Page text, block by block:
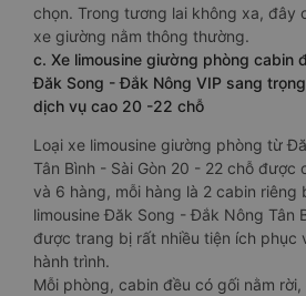
chọn. Trong tương lai không xa, đây
xe giường nằm thông thường.
c. Xe limousine giường phòng cabin
Đăk Song - Đắk Nông VIP sang
dịch vụ cao 20 -22 chỗ
Loại xe limousine giường phòng từ
Tân Bình - Sài Gòn 20 - 22 chỗ được
và 6 hàng, mỗi hàng là 2 cabin riêng
limousine Đăk Song - Đắk Nông Tân
được trang bị rất nhiều tiện ích phục
hành trình.
Mỗi phòng, cabin đều có gối nằm